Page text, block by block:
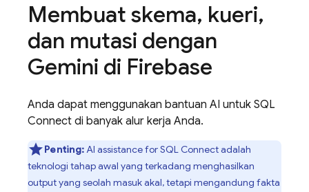
Membuat skema, kueri,
dan mutasi dengan
Gemini di Firebase
Anda dapat menggunakan bantuan AI untuk SQL
Connect di banyak alur kerja Anda.
Penting:AI assistance forSQL Connectadalah
teknologi tahap awal yang terkadang menghasilkan
output yang seolah masuk akal, tetapi mengandung fakta